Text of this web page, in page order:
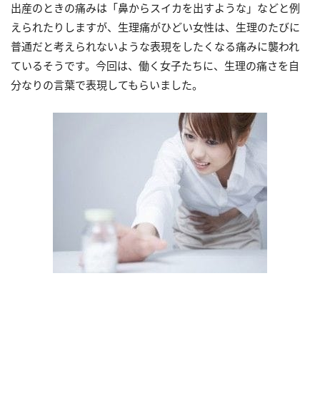
出産のときの痛みは「鼻からスイカを出すような」などと例
えられたりしますが、生理痛がひどい女性は、生理のたびに
普通だと考えられないような表現をしたくなる痛みに襲われ
ているそうです。今回は、働く女子たちに、生理の痛さを自
分なりの言葉で表現してもらいました。